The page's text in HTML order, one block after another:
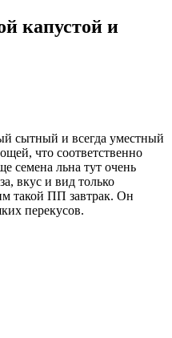
капустой и
сытный и всегда уместный
что соответственно
семена льна тут очень
вкус и вид только
такой ПП завтрак. Он
перекусов.